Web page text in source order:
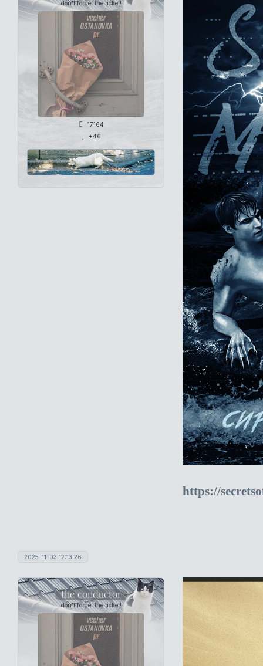
don't forget the ticket!
17164
+46
https://
2025-11-03 12:13:26
the conductor
don't forget the ticket!